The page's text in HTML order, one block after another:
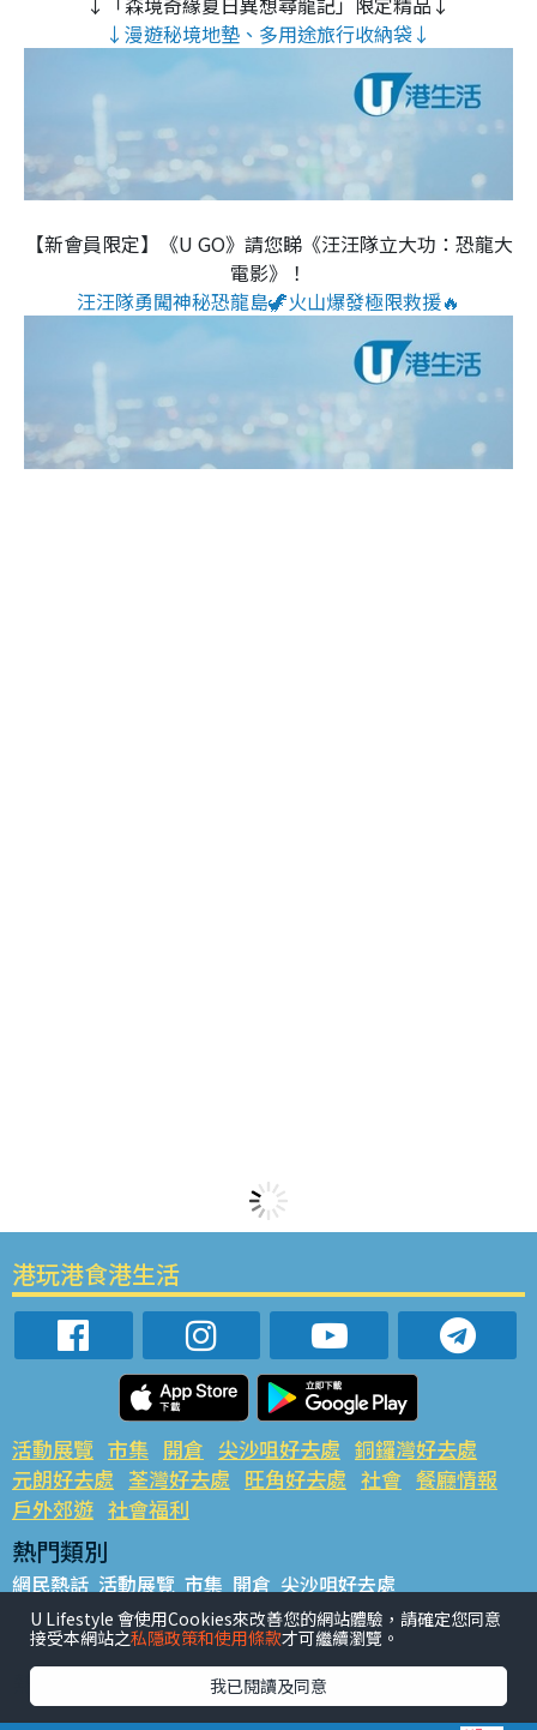
↓漫遊秘境地墊、多用途旅行收納袋↓
【新會員限定】《U GO》請您睇《汪汪隊立大功：恐龍大
電影》！
汪汪隊勇闖神秘恐龍島🦖火山爆發極限救援🔥
港玩港食港生活
活動展覽 市集 開倉 尖沙咀好去處 銅鑼灣好去處
元朗好去處 荃灣好去處 旺角好去處 社會 餐廳情報
戶外郊遊 社會福利
熱門類別
網民熱話 活動展覽 市集 開倉 尖沙咀好去處
銅鑼灣好去處 元朗好去處 荃灣好去處 旺角好去處 社會
餐廳情報 戶外郊遊
熱門標籤
#UGO搵好去處 #人氣活動推介 #美食社群熱話
U Lifestyle 會使用Cookies來改善您的網站體驗，請確定您同意
接受本網站之私隱政策和使用條款才可繼續瀏覽。
我已閱讀及同意